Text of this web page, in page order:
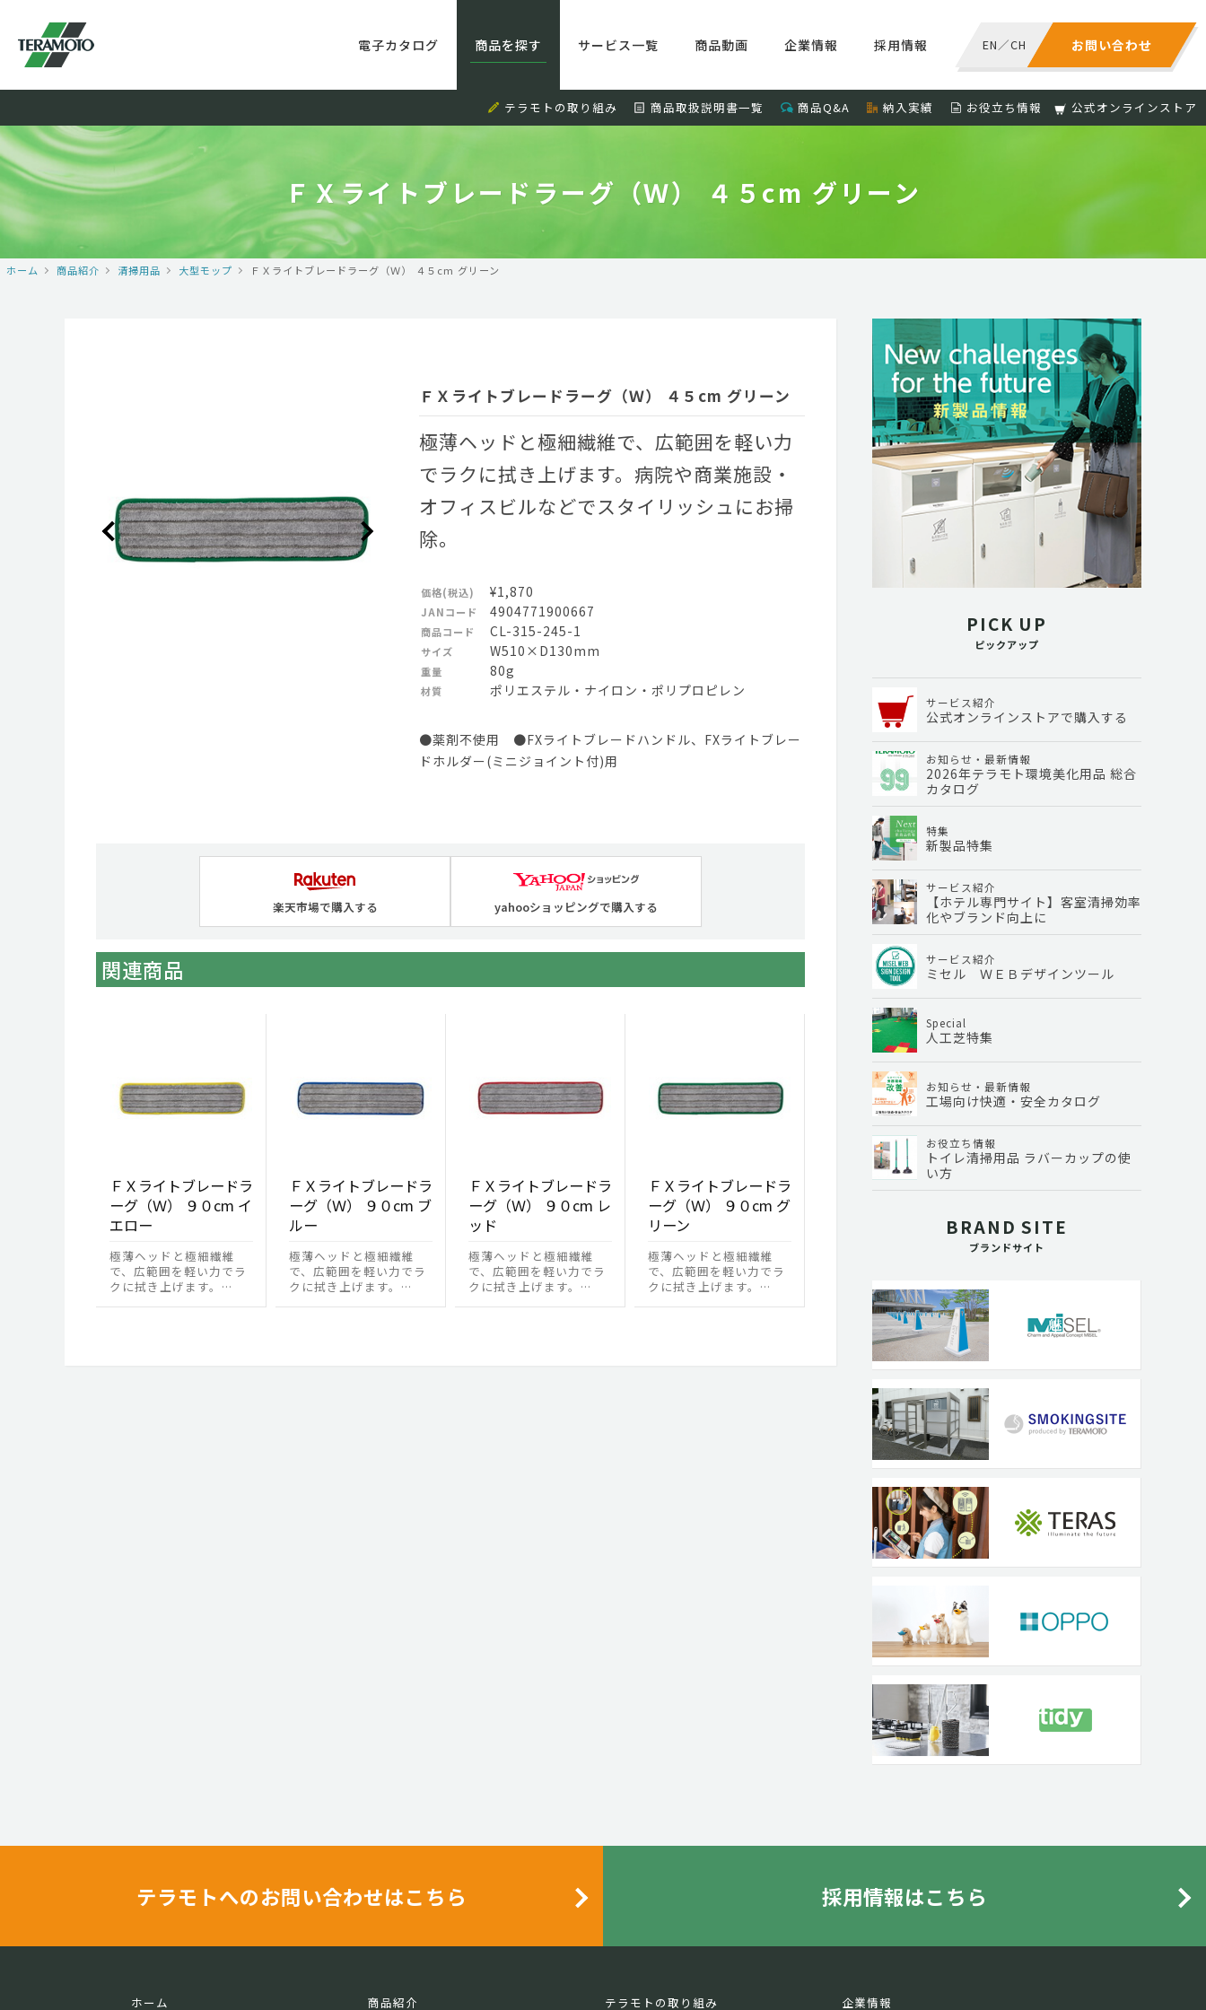
お問い合わせ
EN／CH
電子カタログ 商品を探す サービス一覧 商品動画 企業情報 採用情報
テラモトの取り組み 商品取扱説明書一覧 商品Q&A 納入実績 お役立ち情報 公式オンラインストア
ＦＸライトブレードラーグ（Ｗ） ４５cm グリーン
ホーム 商品紹介 清掃用品 大型モップ ＦＸライトブレードラーグ（Ｗ） ４５cm グリーン
ＦＸライトブレードラーグ（Ｗ） ４５cm グリーン
極薄ヘッドと極細繊維で、広範囲を軽い力
でラクに拭き上げます。病院や商業施設・
オフィスビルなどでスタイリッシュにお掃
除。
価格(税込) ¥1,870
JANコード 4904771900667
商品コード CL-315-245-1
サイズ W510×D130mm
重量 80g
材質 ポリエステル・ナイロン・ポリプロピレン
●薬剤不使用 ●FXライトブレードハンドル、FXライトブレー
ドホルダー(ミニジョイント付)用
楽天市場で購入する yahooショッピングで購入する
関連商品
ＦＸライトブレードラ
ーグ（Ｗ） ９０cm イ
エロー
極薄ヘッドと極細繊維
で、広範囲を軽い力でラ
クに拭き上げます。…
ＦＸライトブレードラ
ーグ（Ｗ） ９０cm ブ
ルー
極薄ヘッドと極細繊維
で、広範囲を軽い力でラ
クに拭き上げます。…
ＦＸライトブレードラ
ーグ（Ｗ） ９０cm レ
ッド
極薄ヘッドと極細繊維
で、広範囲を軽い力でラ
クに拭き上げます。…
ＦＸライトブレードラ
ーグ（Ｗ） ９０cm グ
リーン
極薄ヘッドと極細繊維
で、広範囲を軽い力でラ
クに拭き上げます。…
PICK UP
ピックアップ
サービス紹介
公式オンラインストアで購入する
お知らせ・最新情報
2026年テラモト環境美化用品 総合
カタログ
特集
新製品特集
サービス紹介
【ホテル専門サイト】客室清掃効率
化やブランド向上に
サービス紹介
ミセル ＷＥＢデザインツール
Special
人工芝特集
お知らせ・最新情報
工場向け快適・安全カタログ
お役立ち情報
トイレ清掃用品 ラバーカップの使
い方
BRAND SITE
ブランドサイト
テラモトへのお問い合わせはこちら 採用情報はこちら
ホーム 商品紹介 テラモトの取り組み 企業情報